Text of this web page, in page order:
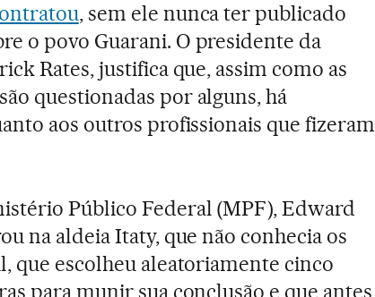
, sem ele nunca ter publicado
o povo Guarani. O presidente da
Rates, justifica que, assim como as
questionadas por alguns, há
aos outros profissionais que fizeram
Público Federal (MPF), Edward
na aldeia Itaty, que não conhecia os
que escolheu aleatoriamente cinco
para munir sua conclusão e que antes